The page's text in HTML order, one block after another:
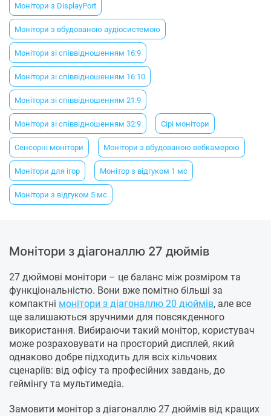
Монітори з DisplayPort
Монітори з вбудованою аудіосистемою
Монітори зі співвідношенням 16:9
Монітори зі співвідношенням 16:10
Монітори зі співвідношенням 21:9
Монітори зі співвідношенням 32:9 Сірі монітори
Сенсорні монітори Монітори з вбудованою вебкамерою
Монітори для ігор Монітор з відгуком 1 мс
Монітори з відгуком 5 мс
Монітори з діагоналлю 27 дюймів
27 дюймові монітори – це баланс між розміром та
функціональністю. Вони вже помітно більші за
компактні монітори з діагоналлю 20 дюймів, але все
ще залишаються зручними для повсякденного
використання. Вибираючи такий монітор, користувач
може розраховувати на просторий дисплей, який
однаково добре підходить для всіх кільчових
сценаріїв: від офісу та професійних завдань, до
геймінгу та мультимедіа.
Замовити монітор з діагоналлю 27 дюймів від кращих